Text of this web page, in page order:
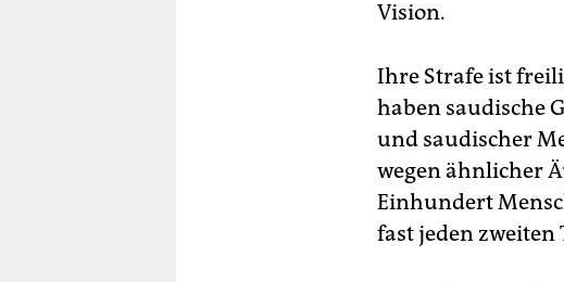
Vision.
Ihre Strafe ist
haben saudische
und saudischer
wegen ähnlicher
Einhundert
fast jeden zweiten